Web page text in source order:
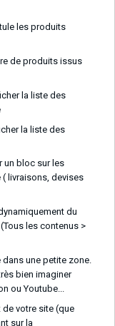
les produits
de produits issus
la liste des
la liste des
un bloc sur les
livraisons, devises
du
les contenus >
dans une petite zone.
bien imaginer
ou Youtube...
de votre site (que
sur la